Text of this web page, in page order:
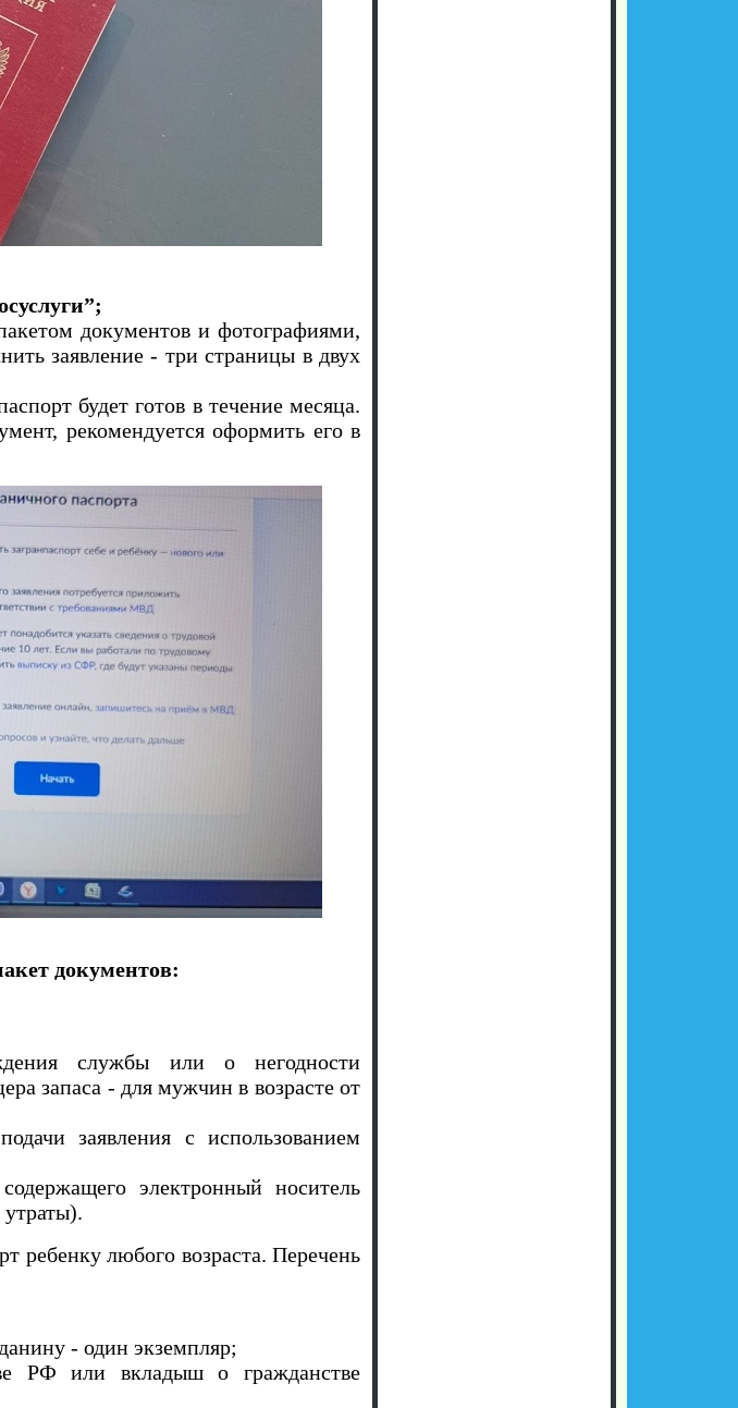
документов и фотографиями,
заявление - три страницы в двух
будет готов в течение месяца.
рекомендуется оформить его в
документов:
службы или о негодности
запаса - для мужчин в возрасте от
заявления с использованием
электронный носитель
ребенку любого возраста. Перечень
- один экземпляр;
РФ или вкладыш о гражданстве